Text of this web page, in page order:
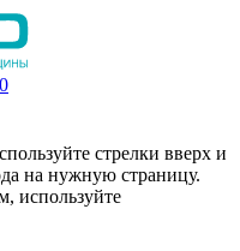
стрелки вверх и
на нужную страницу.
используйте